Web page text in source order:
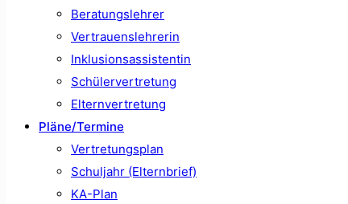
Beratungslehrer
Vertrauenslehrerin
Inklusionsassistentin
Schülervertretung
Elternvertretung
Pläne/Termine
Vertretungsplan
Schuljahr (Elternbrief)
KA-Plan